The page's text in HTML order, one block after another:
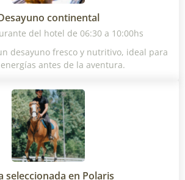
continental
del hotel de 06:30 a 10:00hs
desayuno fresco y nutritivo, ideal para
antes de la aventura.
seleccionada en Polaris